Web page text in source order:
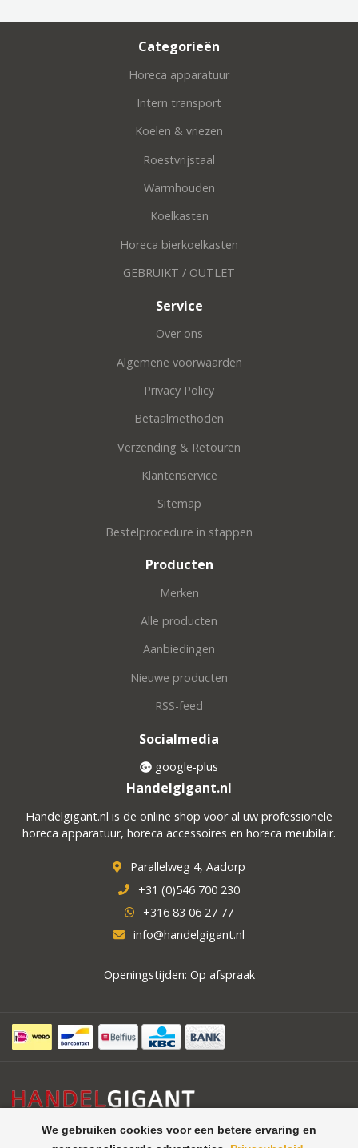
We gebruiken cookies voor een betere ervaring en
Categorieën
Horeca apparatuur
Intern transport
Koelen & vriezen
Roestvrijstaal
Warmhouden
Koelkasten
Horeca bierkoelkasten
GEBRUIKT / OUTLET
Service
Over ons
Algemene voorwaarden
Privacy Policy
Betaalmethoden
Verzending & Retouren
Klantenservice
Sitemap
Bestelprocedure in stappen
Producten
Merken
Alle producten
Aanbiedingen
Nieuwe producten
RSS-feed
Socialmedia
google-plus
Handelgigant.nl
Handelgigant.nl is de online shop voor al uw professionele
horeca apparatuur, horeca accessoires en horeca meubilair.
Parallelweg 4, Aadorp
+31 (0)546 700 230
+316 83 06 27 77
info@handelgigant.nl
Openingstijden: Op afspraak